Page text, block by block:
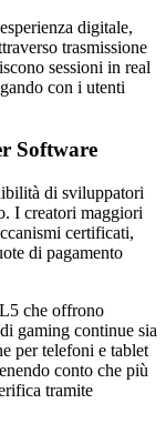
digitale,
trasmissione
sessioni in real
con i utenti
Software
di sviluppatori
I creatori maggiori
certificati,
di pagamento
che offrono
gaming continue sia
per telefoni e tablet
conto che più
tramite